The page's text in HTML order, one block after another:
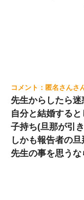
匿名さん
先生からしたら
自分と結婚する
子持ち(旦那が引
しかも報告者の
先生の事を思う